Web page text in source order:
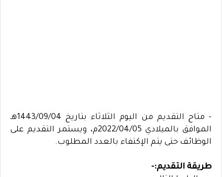
- متاح التقديم من اليوم الثلاثاء بتاريخ 1443/09/04هـ
الموافق بالميلادي 2022/04/05م، ويستمر التقديم على
الوظائف حتى يتم الإكتفاء بالعدد المطلوب.
طريقة التقديم:-